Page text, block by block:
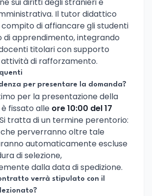
Il tutor didattico
compito di affiancare gli studenti
di apprendimento, integrando
titolari con supporto
attività di rafforzamento.
per presentare la domanda?
per la presentazione della
fissato alle ore 10:00 del 17
tratta di un termine perentorio:
perverranno oltre tale
automaticamente escluse
di selezione,
dalla data di spedizione.
verrà stipulato con il